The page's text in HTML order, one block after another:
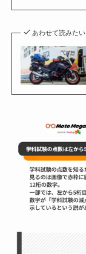
あわせて読みたい